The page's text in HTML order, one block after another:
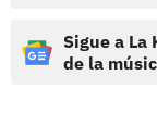
Sigue a La
de la